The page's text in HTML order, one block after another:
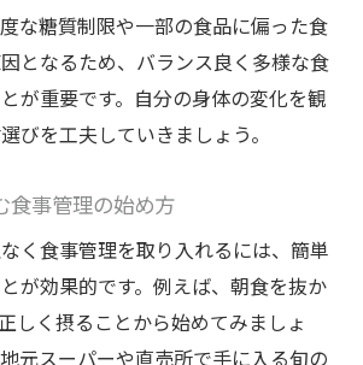
な糖質制限や一部の食品に偏った食
となるため、バランス良く多様な食
が重要です。自分の身体の変化を観
びを工夫していきましょう。
食事管理の始め方
く食事管理を取り入れるには、簡単
が効果的です。例えば、朝食を抜か
しく摂ることから始めてみましょ
元スーパーや直売所で手に入る旬の